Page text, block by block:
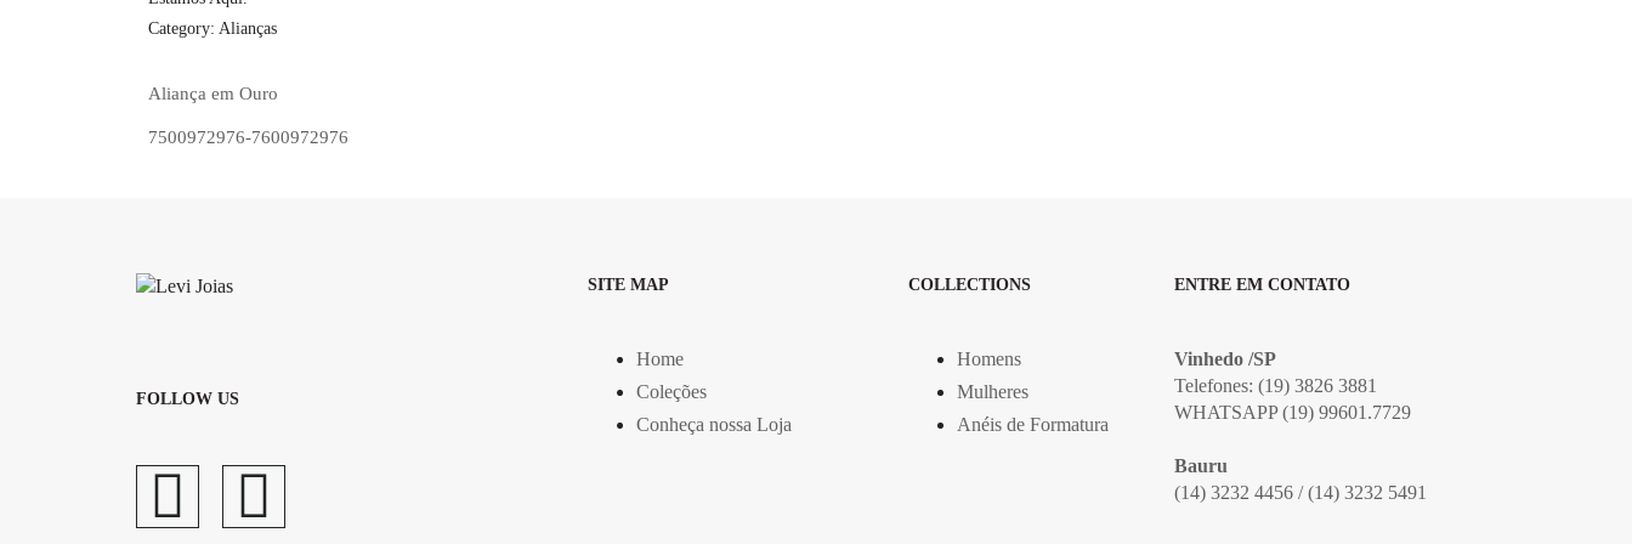
Category: Alianças
Aliança em Ouro
7500972976-7600972976
FOLLOW US
SITE MAP
Home
Coleções
Conheça nossa Loja
COLLECTIONS
Homens
Mulheres
Anéis de Formatura
ENTRE EM CONTATO
Vinhedo /SP
Telefones: (19) 3826 3881
WHATSAPP (19) 99601.7729
Bauru
(14) 3232 4456 / (14) 3232 5491